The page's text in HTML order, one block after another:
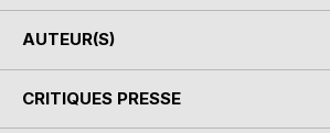
AUTEUR(S)
CRITIQUES PRESSE